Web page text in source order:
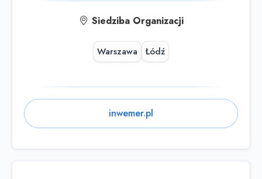
Siedziba Organizacji
Warszawa Łódź
inwemer.pl